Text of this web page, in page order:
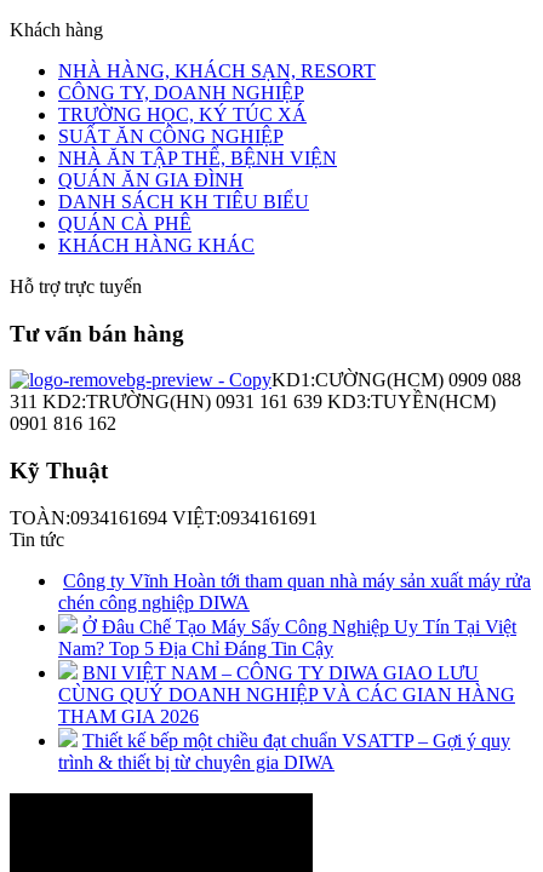
Khách hàng
NHÀ HÀNG, KHÁCH SẠN, RESORT
CÔNG TY, DOANH NGHIỆP
TRƯỜNG HỌC, KÝ TÚC XÁ
SUẤT ĂN CÔNG NGHIỆP
NHÀ ĂN TẬP THỂ, BỆNH VIỆN
QUÁN ĂN GIA ĐÌNH
DANH SÁCH KH TIÊU BIỂU
QUÁN CÀ PHÊ
KHÁCH HÀNG KHÁC
Hỗ trợ trực tuyến
Tư vấn bán hàng
KD1:CƯỜNG(HCM) 0909 088
311 KD2:TRƯỜNG(HN) 0931 161 639 KD3:TUYỀN(HCM)
0901 816 162
Kỹ Thuật
TOÀN:0934161694 VIỆT:0934161691
Tin tức
Công ty Vĩnh Hoàn tới tham quan nhà máy sản xuất máy rửa
chén công nghiệp DIWA
Ở Đâu Chế Tạo Máy Sấy Công Nghiệp Uy Tín Tại Việt
Nam? Top 5 Địa Chỉ Đáng Tin Cậy
BNI VIỆT NAM – CÔNG TY DIWA GIAO LƯU
CÙNG QUÝ DOANH NGHIỆP VÀ CÁC GIAN HÀNG
THAM GIA 2026
Thiết kế bếp một chiều đạt chuẩn VSATTP – Gợi ý quy
trình & thiết bị từ chuyên gia DIWA